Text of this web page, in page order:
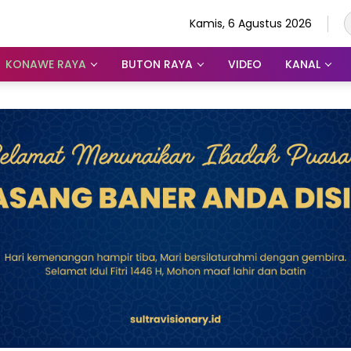
Kamis, 6 Agustus 2026
KONAWE RAYA BUTON RAYA VIDEO KANAL